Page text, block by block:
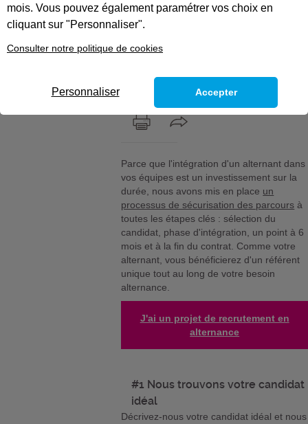
alternance
L’Afpa vous accompagne à chaque étape
meilleure solution.
Parce que l'intégration d'un alternant dans
vos équipes est un investissement sur la
durée, nous avons mis en place un
processus de sécurisation des parcours à
toutes les étapes clés : sélection du
candidat, phase d'intégration, un point à 6
mois et à la fin du contrat. Comme votre
alternant, vous bénéficierez d'un référent
unique tout au long de votre besoin
alternance.
J'ai un projet de recrutement en
alternance
#1 Nous trouvons votre candidat
idéal
Décrivez-nous votre candidat idéal et nous
mois. Vous pouvez également paramétrer vos choix en
cliquant sur "Personnaliser".
Consulter notre politique de cookies
Personnaliser Accepter